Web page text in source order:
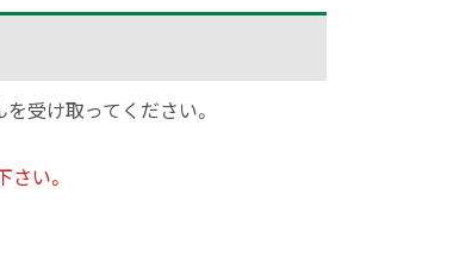
受け取ってください。
い。